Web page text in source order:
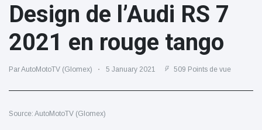
Cinéma et télévision
(81)
Célébrités
(13938)
Mode et beauté
(122)
Design de l’Audi RS 7
2021 en rouge tango
Par AutoMotoTV (Glomex) 5 January 2021 509 Points de vue
Source: AutoMotoTV (Glomex)